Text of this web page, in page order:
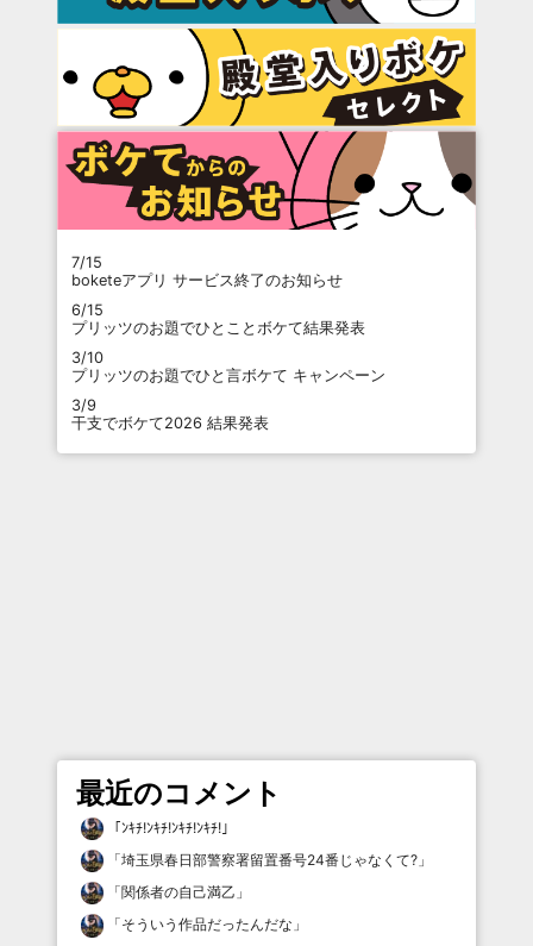
7/15
boketeアプリ サービス終了のお知らせ
6/15
プリッツのお題でひとことボケて結果発表
3/10
プリッツのお題でひと言ボケて キャンペーン
3/9
干支でボケて2026 結果発表
最近のコメント
「ﾝｷﾁ!ﾝｷﾁ!ﾝｷﾁ!ﾝｷﾁ! 」
「埼玉県春日部警察署留置番号24番じゃなくて? 」
「関係者の自己満乙 」
「そういう作品だったんだな 」